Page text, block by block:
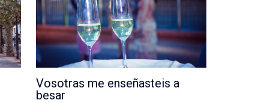
Vosotras me enseñasteis a
besar